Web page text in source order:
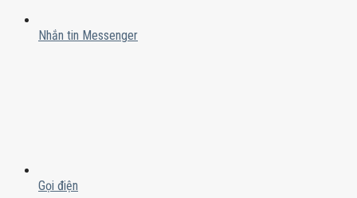
Nhắn tin Messenger
Gọi điện